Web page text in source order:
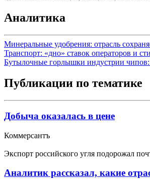
Аналитика
Минеральные удобрения: отрасль
Транспорт: «дно» ставок операторов и
Бутылочные горлышки индустрии чипов:
Публикации по тематике
Добыча оказалась в цене
Коммерсантъ
Экспорт российского угля подорожал
Аналитик рассказал, какие